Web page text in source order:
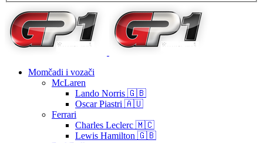
Momčadi i vozači
McLaren
Lando Norris 🇬🇧
Oscar Piastri 🇦🇺
Ferrari
Charles Leclerc 🇲🇨
Lewis Hamilton 🇬🇧